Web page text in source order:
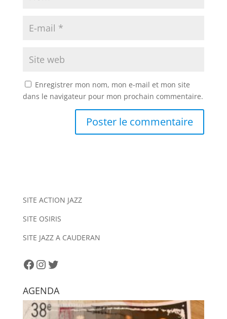
Enregistrer mon nom, mon e-mail et mon site
dans le navigateur pour mon prochain commentaire.
n
t
i
:
SITE ACTION JAZZ
SITE OSIRIS
SITE JAZZ A CAUDERAN
Facebook
Instagram
Twitter
AGENDA